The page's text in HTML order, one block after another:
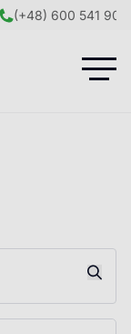
(+48) 600 541 908